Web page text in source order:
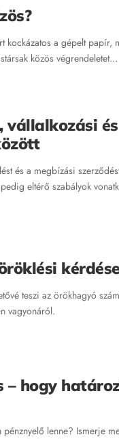
kockázatos a gépelt papír,
közös végrendeletet…
vállalkozási és
és a megbízási
eltérő szabályok
teszi az örökhagyó
vagyonáról.
– hogy
lenne? Ismerje